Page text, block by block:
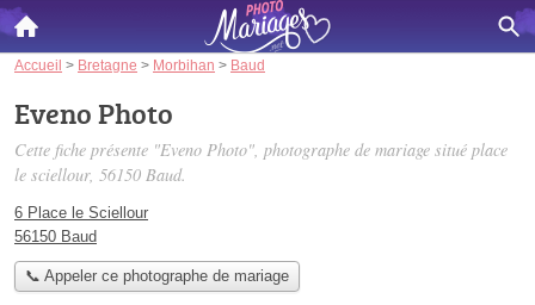
Accueil > Bretagne > Morbihan > Baud
Eveno Photo
Cette fiche présente "Eveno Photo", photographe de mariage situé place
le sciellour, 56150 Baud.
6 Place le Sciellour
56150 Baud
📞 Appeler ce photographe de mariage